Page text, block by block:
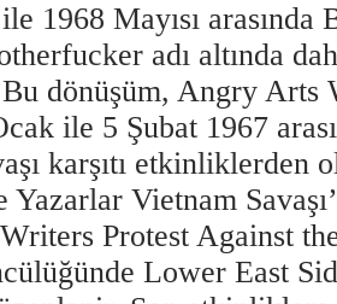
ile 1968 Mayısı
adı altında
dönüşüm, Angry Arts
ile 5 Şubat 1967
karşıtı etkinliklerden
Yazarlar Vietnam
Protest Against
Lower East